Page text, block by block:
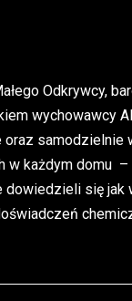
Odkrywcy,
wychowawcy
każdym domu –
dowiedzieli się